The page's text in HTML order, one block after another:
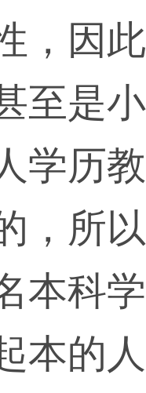
，因
至是
学历
，所
本科学
本的